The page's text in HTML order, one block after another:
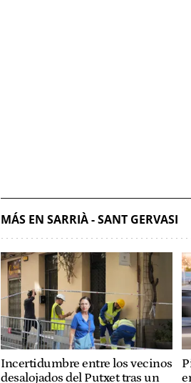
MÁS EN SARRIÀ - SANT GERVASI
Incertidumbre entre los vecinos
desalojados del Putxet tras un